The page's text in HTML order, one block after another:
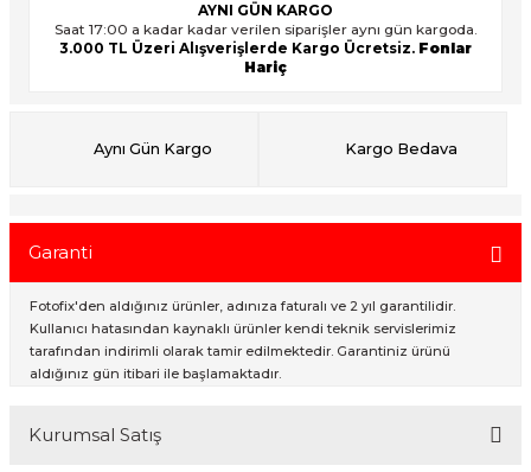
AYNI GÜN KARGO
Saat 17:00 a kadar kadar verilen siparişler aynı gün kargoda.
3.000 TL Üzeri Alışverişlerde Kargo Ücretsiz. Fonlar
Hariç
Aynı Gün Kargo Kargo Bedava
Garanti
Fotofix'den aldığınız ürünler, adınıza faturalı ve 2 yıl garantilidir.
Kullanıcı hatasından kaynaklı ürünler kendi teknik servislerimiz
tarafından indirimli olarak tamir edilmektedir. Garantiniz ürünü
aldığınız gün itibari ile başlamaktadır.
Kurumsal Satış